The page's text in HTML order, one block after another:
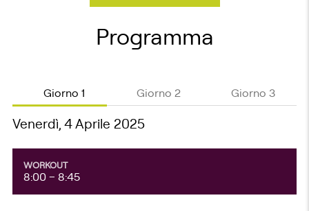
Programma
Giorno 1 Giorno 2 Giorno 3
Venerdì, 4 Aprile 2025
WORKOUT
8:00 – 8:45